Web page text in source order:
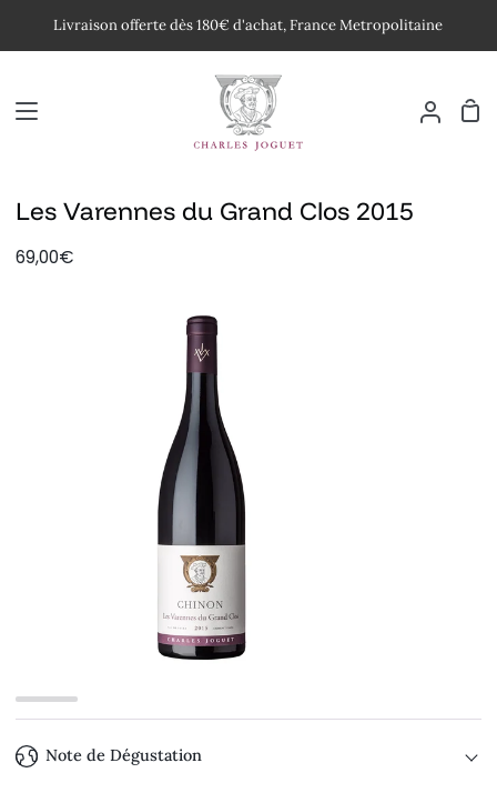
Livraison offerte dès 180€ d'achat, France Metropolitaine
Mon
Les Varennes du Grand Clos 2015
69,00€
Note de Dégustation